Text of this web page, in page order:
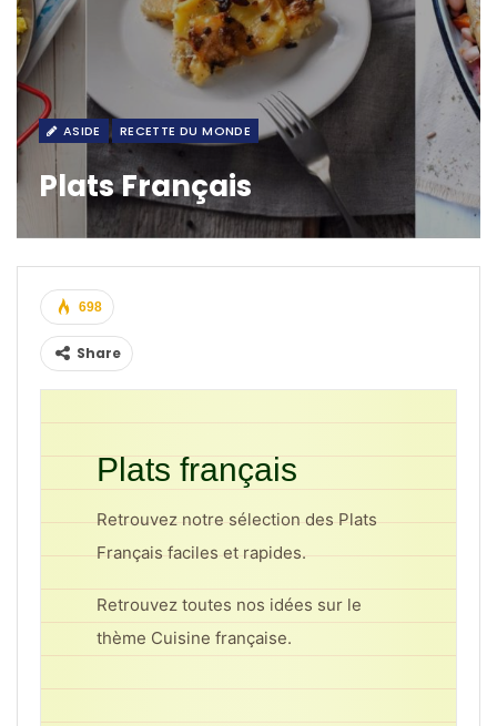
ASIDE RECETTE DU MONDE
Plats Français
698
Share
Plats français
Retrouvez notre sélection des Plats
Français faciles et rapides.
Retrouvez toutes nos idées sur le
thème Cuisine française.